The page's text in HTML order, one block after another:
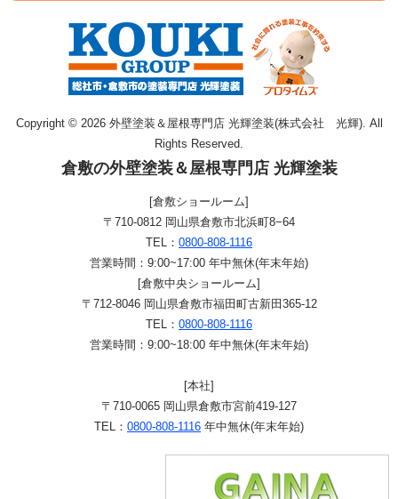
Copyright © 2026 外壁塗装＆屋根専門店 光輝塗装(株式会社 光輝). All
Rights Reserved.
倉敷の外壁塗装＆屋根専門店 光輝塗装
[倉敷ショールーム]
〒710-0812 岡山県倉敷市北浜町8−64
TEL： 0800-808-1116
営業時間：9:00~17:00 年中無休(年末年始)
[倉敷中央ショールーム]
〒712-8046 岡山県倉敷市福田町古新田365-12
TEL： 0800-808-1116
営業時間：9:00~18:00 年中無休(年末年始)
[本社]
〒710-0065 岡山県倉敷市宮前419-127
TEL： 0800-808-1116 年中無休(年末年始)